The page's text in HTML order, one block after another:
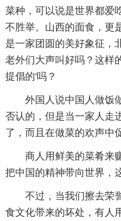
菜种，可以说是世界都
不胜举。山西的面食，更
是一家团圆的美好象征，
老外们大声叫好吗？这样
提倡的'吗？
外国人说中国人做饭
否认的，但是当一家人走
了，而且在做菜的欢声中
商人用鲜美的菜肴来
把中国的精神带向世界，
不过，当我们擦去荣
食文化带来的坏处，有人